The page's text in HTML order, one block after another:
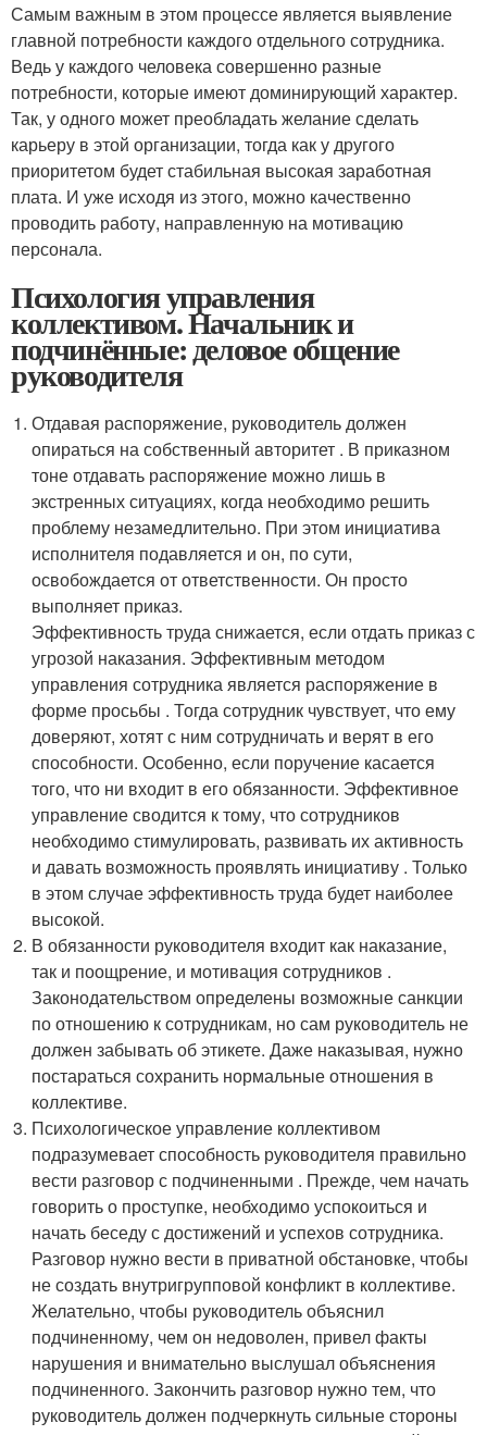
Самым важным в этом процессе является выявление
главной потребности каждого отдельного сотрудника.
Ведь у каждого человека совершенно разные
потребности, которые имеют доминирующий характер.
Так, у одного может преобладать желание сделать
карьеру в этой организации, тогда как у другого
приоритетом будет стабильная высокая заработная
плата. И уже исходя из этого, можно качественно
проводить работу, направленную на мотивацию
персонала.
Психология управления
коллективом. Начальник и
подчинённые: деловое общение
руководителя
Отдавая распоряжение, руководитель должен
опираться на собственный авторитет . В приказном
тоне отдавать распоряжение можно лишь в
экстренных ситуациях, когда необходимо решить
проблему незамедлительно. При этом инициатива
исполнителя подавляется и он, по сути,
освобождается от ответственности. Он просто
выполняет приказ.
Эффективность труда снижается, если отдать приказ с
угрозой наказания. Эффективным методом
управления сотрудника является распоряжение в
форме просьбы . Тогда сотрудник чувствует, что ему
доверяют, хотят с ним сотрудничать и верят в его
способности. Особенно, если поручение касается
того, что ни входит в его обязанности. Эффективное
управление сводится к тому, что сотрудников
необходимо стимулировать, развивать их активность
и давать возможность проявлять инициативу . Только
в этом случае эффективность труда будет наиболее
высокой.
В обязанности руководителя входит как наказание,
так и поощрение, и мотивация сотрудников .
Законодательством определены возможные санкции
по отношению к сотрудникам, но сам руководитель не
должен забывать об этикете. Даже наказывая, нужно
постараться сохранить нормальные отношения в
коллективе.
Психологическое управление коллективом
подразумевает способность руководителя правильно
вести разговор с подчиненными . Прежде, чем начать
говорить о проступке, необходимо успокоиться и
начать беседу с достижений и успехов сотрудника.
Разговор нужно вести в приватной обстановке, чтобы
не создать внутригрупповой конфликт в коллективе.
Желательно, чтобы руководитель объяснил
подчиненному, чем он недоволен, привел факты
нарушения и внимательно выслушал объяснения
подчиненного. Закончить разговор нужно тем, что
руководитель должен подчеркнуть сильные стороны